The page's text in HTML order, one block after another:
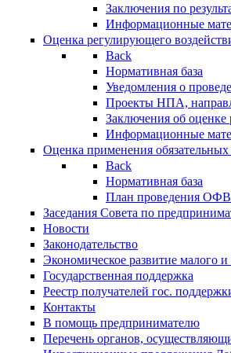
Заключения по
Информационные
Оценка регулирующего
Back
Нормативная база
Уведомления о
Проекты НПА,
Заключения об
Информационные
Оценка применения
Back
Нормативная база
План проведения
Заседания Совета по
Новости
Законодательство
Экономическое развитие малого и
Государственная поддержка
Реестр получателей гос.
Контакты
В помощь предпринимателю
Перечень органов,